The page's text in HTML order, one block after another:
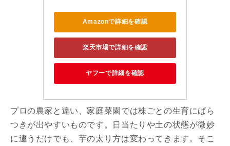
Amazonで詳細を確認
楽天市場で詳細を確認
ヤフーで詳細を確認
プロの農家と違い、家庭菜園では株ごとの生育にばら
つきが出やすいものです。日当たりや土の状態が微妙
に違うだけでも、芋の太り方は変わってきます。そこ